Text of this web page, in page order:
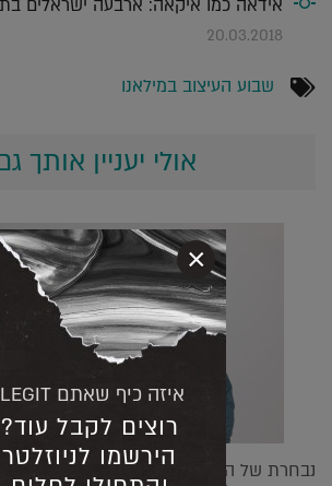
אידאה כמו איקאה: ארבעה ישראלים
20.03.2018
שבוע העיצוב במילאנו
אולי יעניין אותך
נבחרת של השראה: רן ומוריס מדברים על
איזה כיף שאתם LEGIT!
רוצים לקבל עוד?
הירשמו לניוזלטר
×